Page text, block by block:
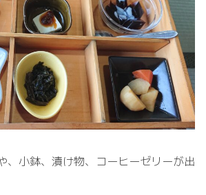
、小鉢、漬け物、コーヒーゼリーが出